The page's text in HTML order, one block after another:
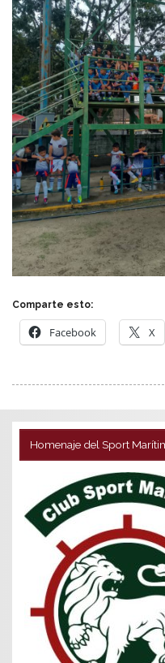
Comparte esto:
Facebook X
Homenaje del Sport